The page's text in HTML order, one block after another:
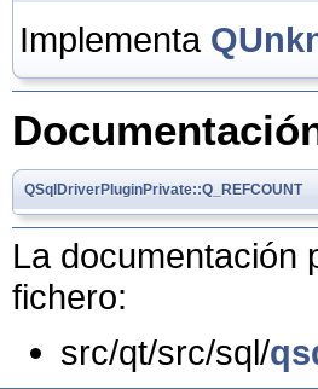
Implementa
QSqlDriverPluginPrivate::Q_REFCOUNT
La documentación
fichero:
src/qt/src/sql/